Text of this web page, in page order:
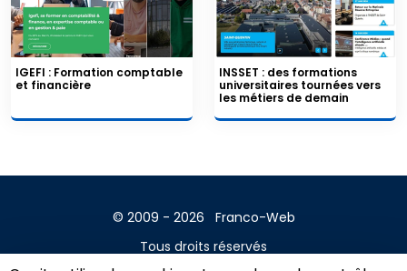
IGEFI : Formation comptable
et financière
INSSET : des formations
universitaires tournées vers
les métiers de demain
© 2009 - 2026
Franco-Web
Tous droits réservés